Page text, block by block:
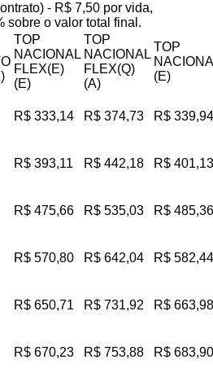
- R$ 7,50 por vida,
sobre o valor total final.
TOP
NACIONAL
FLEX(E)
(E)
TOP
NACIONAL
FLEX(Q)
(A)
TOP
(E)
R$ 333,14 R$ 374,73 R$ 339,94
R$ 393,11 R$ 442,18 R$ 401,13
R$ 475,66 R$ 535,03 R$ 485,36
R$ 570,80 R$ 642,04 R$ 582,44
R$ 650,71 R$ 731,92 R$ 663,98
R$ 670,23 R$ 753,88 R$ 683,90